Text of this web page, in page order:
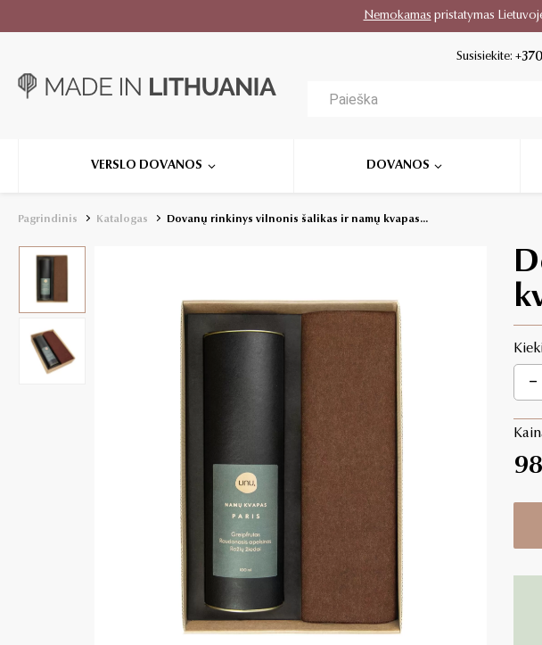
Nemokamas pristatymas
Susisiekite:
VERSLO DOVANOS DOVANOS
Pagrindinis Katalogas Dovanų rinkinys vilnonis šalikas ir namų kvapas...